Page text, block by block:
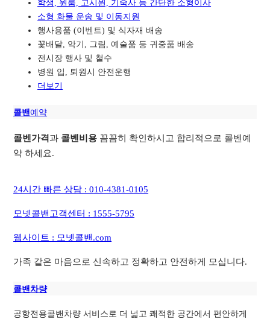
학생, 원룸, 고시원, 기숙사 등 간단한 소형이사
소형 화물 운송 및 이동지원
행사용품 (이벤트) 및 식자재 배송
꽃배달, 악기, 그림, 예술품 등 귀중품 배송
전시장 행사 및 철수
병원 입, 퇴원시 안전운행
더보기
콜밴예약
콜벤가격과 콜벤비용 꼼꼼히 확인하시고 합리적으로 콜벤예
약 하세요.
24시간 빠른 상담 : 010-4381-0105
모넷콜밴고객센터 : 1555-5795
웹사이트 : 모넷콜밴.com
가족 같은 마음으로 신속하고 정확하고 안전하게 모십니다.
콜밴차량
공항전용콜밴차량 서비스로 더 넓고 쾌적한 공간에서 편안하게